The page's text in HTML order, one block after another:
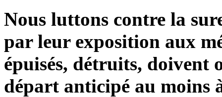
Nous luttons contre la
par leur exposition aux
épuisés, détruits,
départ anticipé au moins